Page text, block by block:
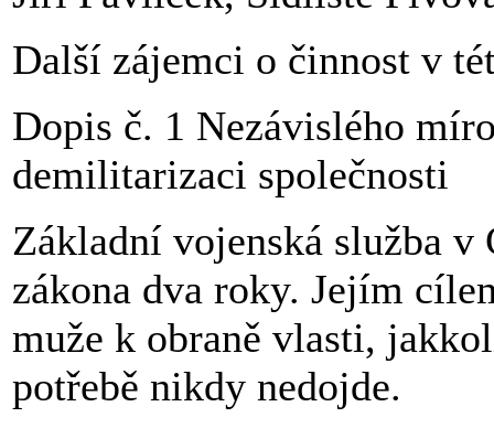
Další zájemci o činnost v
Dopis č. 1 Nezávislého
demilitarizaci společnosti
Základní vojenská služba v
zákona dva roky. Jejím
muže k obraně vlasti,
potřebě nikdy nedojde.